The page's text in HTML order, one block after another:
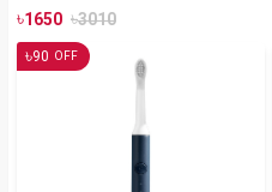
৳1650 ৳3010
৳90 OFF